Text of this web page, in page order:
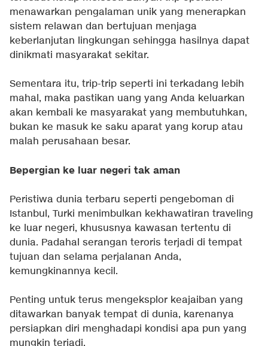
menawarkan pengalaman unik yang menerapkan
sistem relawan dan bertujuan menjaga
keberlanjutan lingkungan sehingga hasilnya dapat
dinikmati masyarakat sekitar.
Sementara itu, trip-trip seperti ini terkadang lebih
mahal, maka pastikan uang yang Anda keluarkan
akan kembali ke masyarakat yang membutuhkan,
bukan ke masuk ke saku aparat yang korup atau
malah perusahaan besar.
Bepergian ke luar negeri tak aman
Peristiwa dunia terbaru seperti pengeboman di
Istanbul, Turki menimbulkan kekhawatiran traveling
ke luar negeri, khususnya kawasan tertentu di
dunia. Padahal serangan teroris terjadi di tempat
tujuan dan selama perjalanan Anda,
kemungkinannya kecil.
Penting untuk terus mengeksplor keajaiban yang
ditawarkan banyak tempat di dunia, karenanya
persiapkan diri menghadapi kondisi apa pun yang